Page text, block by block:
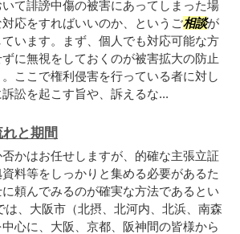
て誹謗中傷の被害にあってしまった場
応をすればいいのか、というご相談が
います。まず、個人でも対応可能な方
に無視をしておくのが被害拡大の防止
ここで権利侵害を行っている者に対し
訟を起こす旨や、訴えるな...
と期間
かはお任せしますが、的確な主張立証
料等をしっかりと集める必要があるた
頼んでみるのが確実な方法であるとい
は、大阪市（北摂、北河内、北浜、南森
心に、大阪、京都、阪神間の皆様から